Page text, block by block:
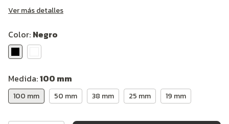
Ver más detalles
Color: Negro
Medida:100 mm
100 mm 50 mm 38 mm 25 mm 19 mm